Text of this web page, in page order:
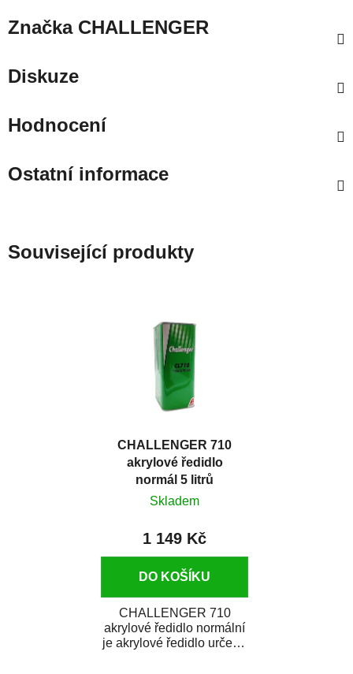
ZnačkaCHALLENGER
Diskuze
Hodnocení
Ostatní informace
Související produkty
CHALLENGER 710
akrylové ředidlo
normál 5 litrů
Skladem
1 149 Kč
DO KOŠÍKU
CHALLENGER 710
akrylové ředidlo normální
je akrylové ředidlo určené